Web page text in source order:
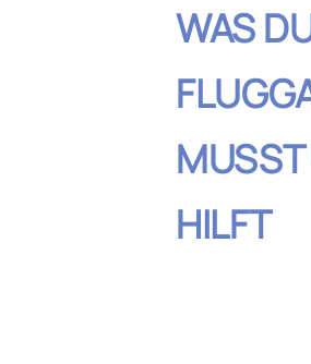
WAS
MUSST
HILFT